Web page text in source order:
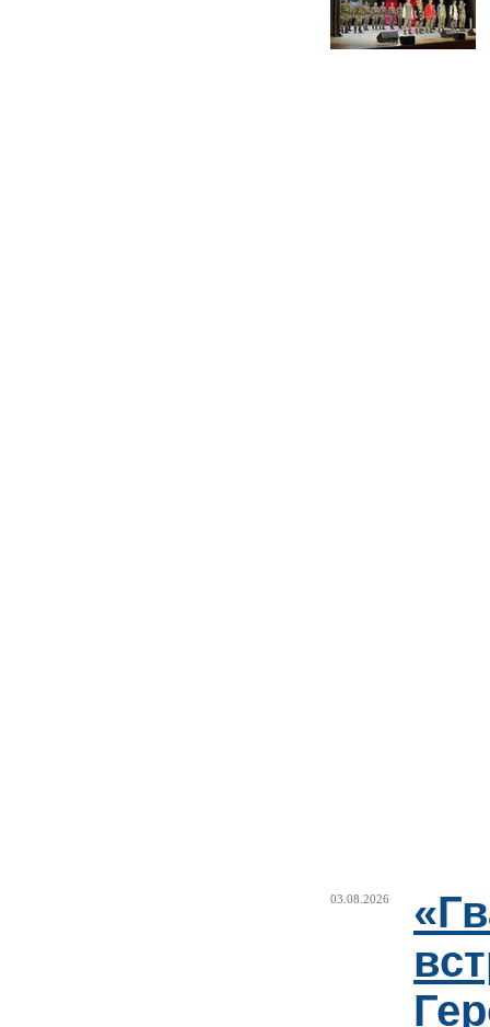
03.08.2026